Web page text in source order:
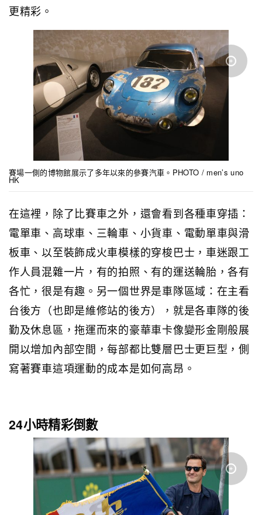
更精彩。
賽場一側的博物館展示了多年以來的參賽汽車。PHOTO / men’s uno
HK
在這裡，除了比賽車之外，還會看到各種車穿插：
電單車、高球車、三輪車、小貨車、電動單車與滑
板車、以至裝飾成火車模樣的穿梭巴士，車迷跟工
作人員混雜一片，有的拍照、有的運送輪胎，各有
各忙，很是有趣。另一個世界是車隊區域：在主看
台後方（也即是維修站的後方），就是各車隊的後
勤及休息區，拖運而來的豪華車卡像變形金剛般展
開以增加內部空間，每部都比雙層巴士更巨型，側
寫著賽車這項運動的成本是如何高昂。
24小時精彩倒數